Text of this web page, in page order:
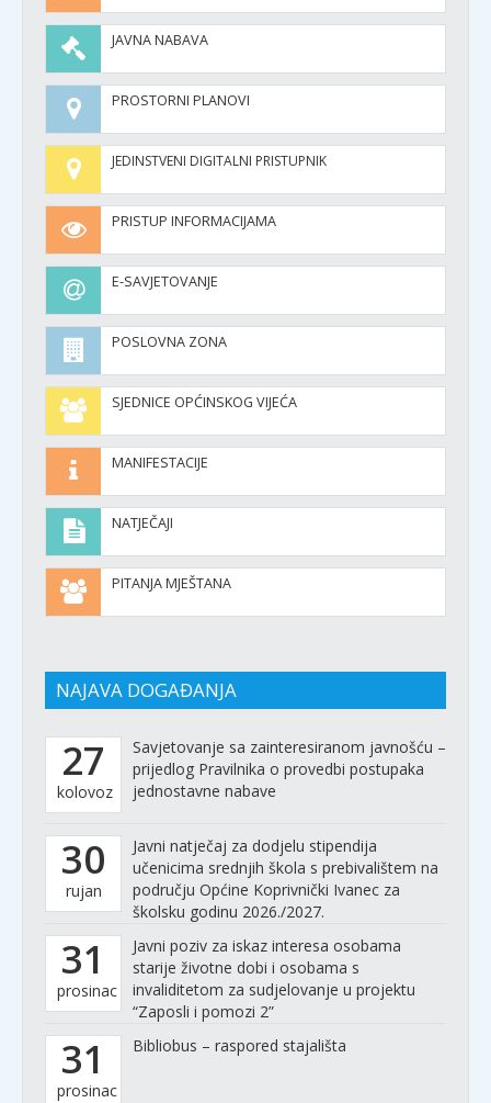
JAVNA NABAVA
PROSTORNI PLANOVI
JEDINSTVENI DIGITALNI PRISTUPNIK
PRISTUP INFORMACIJAMA
E-SAVJETOVANJE
POSLOVNA ZONA
SJEDNICE OPĆINSKOG VIJEĆA
MANIFESTACIJE
NATJEČAJI
PITANJA MJEŠTANA
NAJAVA DOGAĐANJA
27
kolovoz
Savjetovanje sa zainteresiranom javnošću –
prijedlog Pravilnika o provedbi postupaka
jednostavne nabave
30
rujan
Javni natječaj za dodjelu stipendija
učenicima srednjih škola s prebivalištem na
području Općine Koprivnički Ivanec za
školsku godinu 2026./2027.
31
prosinac
Javni poziv za iskaz interesa osobama
starije životne dobi i osobama s
invaliditetom za sudjelovanje u projektu
“Zaposli i pomozi 2”
31
prosinac
Bibliobus – raspored stajališta